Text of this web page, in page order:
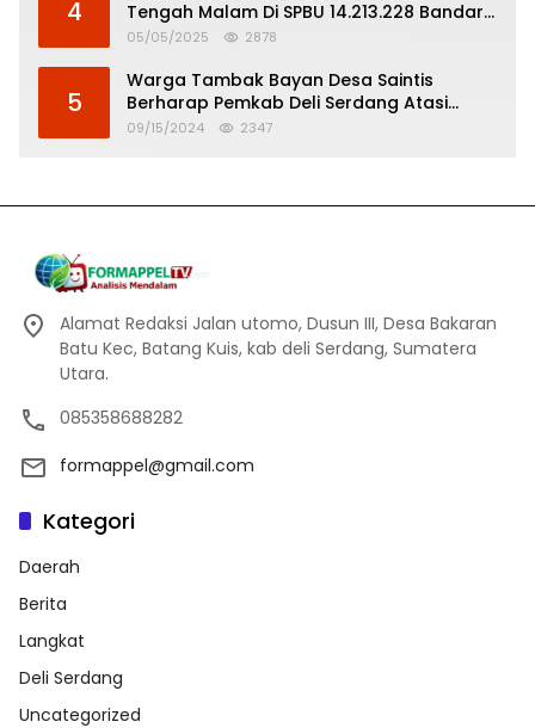
4
Tengah Malam Di SPBU 14.213.228 Bandar
Tinggi
05/05/2025 2878
5
Warga Tambak Bayan Desa Saintis
Berharap Pemkab Deli Serdang Atasi
Banjir
09/15/2024 2347
Alamat Redaksi Jalan utomo, Dusun III, Desa Bakaran
Batu Kec, Batang Kuis, kab deli Serdang, Sumatera
Utara.
085358688282
formappel@gmail.com
Kategori
Daerah
Berita
Langkat
Deli Serdang
Uncategorized